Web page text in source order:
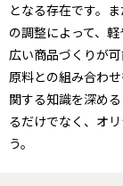
となる存在です。
の調整によって、
広い商品づくりが
原料との組み合わ
関する知識を深め
るだけでなく、オ
う。